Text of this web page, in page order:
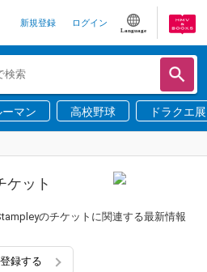
新規登録 ログイン
Language
ーマン 高校野球 ドラクエ展
ケット
のチケットに関連する最新情報
録する